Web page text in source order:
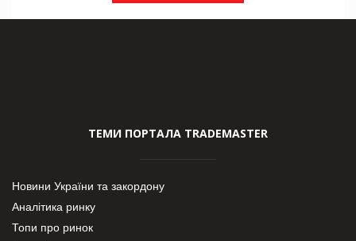
ТЕМИ ПОРТАЛА TRADEMASTER
Новини України та закордону
Аналітика ринку
Топи про ринок